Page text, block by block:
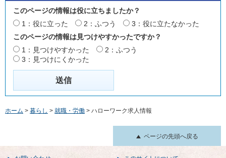
このページの情報は役に立ちましたか？
1：役に立った
2：ふつう
3：役に立たなかった
このページの情報は見つけやすかったですか？
1：見つけやすかった
2：ふつう
3：見つけにくかった
ホーム > 暮らし > 就職・労働 > ハローワーク求人情報
ページの先頭へ戻る